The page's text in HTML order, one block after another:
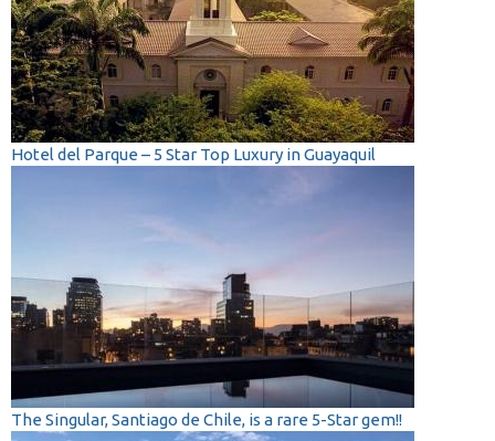
Hotel del Parque – 5 Star Top Luxury in Guayaquil
The Singular, Santiago de Chile, is a rare 5-Star gem!!